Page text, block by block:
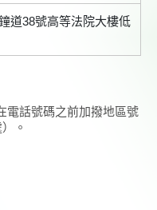
道38號高等法院大樓低
電話號碼之前加撥地區號
。